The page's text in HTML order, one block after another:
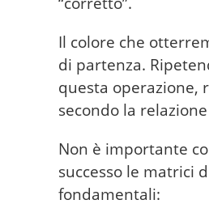
Il colore che
di partenza.
questa operazione,
secondo la
Non è importante
successo le matrici
fondamentali: